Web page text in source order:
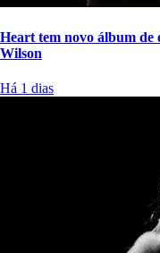
Heart tem novo álbum de
Wilson
Há 1 dias